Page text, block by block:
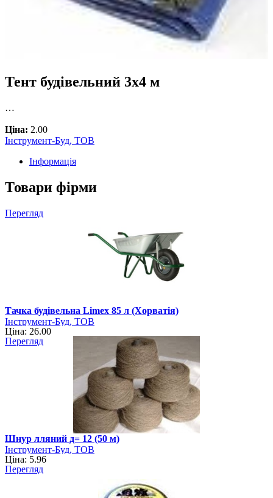
Тент будівельний 3х4 м
…
Ціна: 2.00
Інструмент-Буд, ТОВ
Інформація
Товари фірми
Перегляд
Тачка будівельна Limex 85 л (Хорватія)
Інструмент-Буд, ТОВ
Ціна: 26.00
Перегляд
Шнур лляний д= 12 (50 м)
Інструмент-Буд, ТОВ
Ціна: 5.96
Перегляд